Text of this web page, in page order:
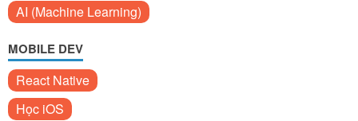
AI (Machine Learning)
MOBILE DEV
React Native
Học iOS